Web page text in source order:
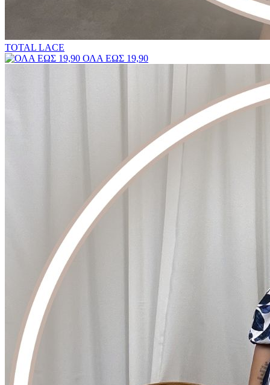
TOTAL LACE
ΟΛΑ ΕΩΣ 19,90